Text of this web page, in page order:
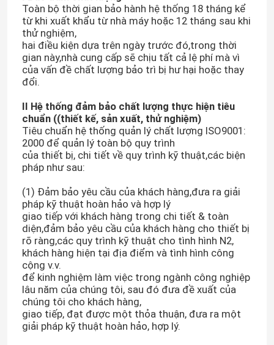
Toàn bộ thời gian bảo hành hệ thống 18 tháng kể
từ khi xuất khẩu từ nhà máy hoặc 12 tháng sau khi
thử nghiệm,
hai điều kiện dựa trên ngày trước đó,trong thời
gian này,nhà cung cấp sẽ chịu tất cả lệ phí mà vì
của vấn đề chất lượng bảo trì bị hư hại hoặc thay
đổi.
II Hệ thống đảm bảo chất lượng thực hiện tiêu
chuẩn ((thiết kế, sản xuất, thử nghiệm)
Tiêu chuẩn hệ thống quản lý chất lượng ISO9001:
2000 để quản lý toàn bộ quy trình
của thiết bị, chi tiết về quy trình kỹ thuật,các biện
pháp như sau:
(1) Đảm bảo yêu cầu của khách hàng,đưa ra giải
pháp kỹ thuật hoàn hảo và hợp lý
giao tiếp với khách hàng trong chi tiết & toàn
diện,đảm bảo yêu cầu của khách hàng cho thiết bị
rõ ràng,các quy trình kỹ thuật cho tình hình N2,
khách hàng hiện tại địa điểm và tình hình công
cộng v.v.
để kinh nghiệm làm việc trong ngành công nghiệp
lâu năm của chúng tôi, sau đó đưa đề xuất của
chúng tôi cho khách hàng,
giao tiếp, đạt được một thỏa thuận, đưa ra một
giải pháp kỹ thuật hoàn hảo, hợp lý.